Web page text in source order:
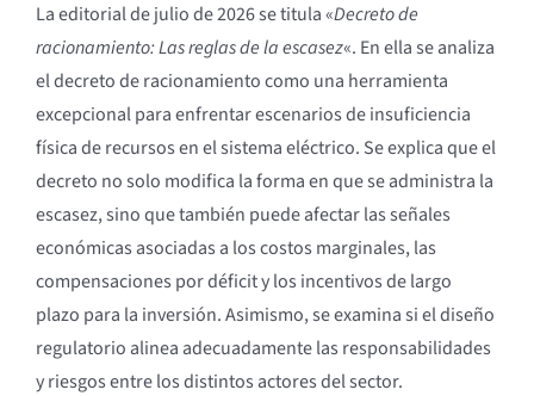
La editorial de julio de 2026 se titula «Decreto de
racionamiento: Las reglas de la escasez«. En ella se analiza
el decreto de racionamiento como una herramienta
excepcional para enfrentar escenarios de insuficiencia
física de recursos en el sistema eléctrico. Se explica que el
decreto no solo modifica la forma en que se administra la
escasez, sino que también puede afectar las señales
económicas asociadas a los costos marginales, las
compensaciones por déficit y los incentivos de largo
plazo para la inversión. Asimismo, se examina si el diseño
regulatorio alinea adecuadamente las responsabilidades
y riesgos entre los distintos actores del sector.